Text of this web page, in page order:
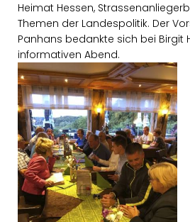
Heimat Hessen,
Themen der Landespolitik. Der
Panhans bedankte sich bei Birgit
informativen Abend.